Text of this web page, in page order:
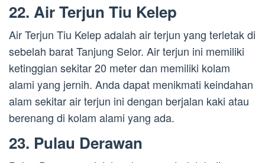
22. Air Terjun Tiu Kelep
Air Terjun Tiu Kelep adalah air terjun yang terletak di
sebelah barat Tanjung Selor. Air terjun ini memiliki
ketinggian sekitar 20 meter dan memiliki kolam
alami yang jernih. Anda dapat menikmati keindahan
alam sekitar air terjun ini dengan berjalan kaki atau
berenang di kolam alami yang ada.
23. Pulau Derawan